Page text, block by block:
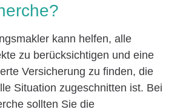
kann helfen, alle
zu berücksichtigen und eine
Versicherung zu finden, die
Situation zugeschnitten ist. Bei
sollten Sie die